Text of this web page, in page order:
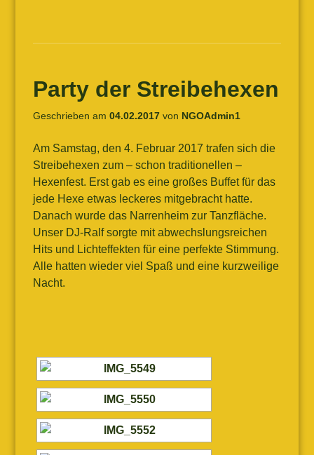
Party der Streibehexen
Geschrieben am 04.02.2017von NGOAdmin1
Am Samstag, den 4. Februar 2017 trafen sich die
Streibehexen zum – schon traditionellen –
Hexenfest. Erst gab es eine großes Buffet für das
jede Hexe etwas leckeres mitgebracht hatte.
Danach wurde das Narrenheim zur Tanzfläche.
Unser DJ-Ralf sorgte mit abwechslungsreichen
Hits und Lichteffekten für eine perfekte Stimmung.
Alle hatten wieder viel Spaß und eine kurzweilige
Nacht.